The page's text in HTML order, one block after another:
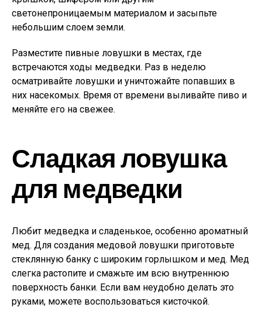
светонепроницаемым материалом и засыпьте
небольшим слоем земли.
Разместите пивные ловушки в местах, где
встречаются ходы медведки. Раз в неделю
осматривайте ловушки и уничтожайте попавших в
них насекомых. Время от времени выливайте пиво и
меняйте его на свежее.
Сладкая ловушка
для медведки
Любит медведка и сладенькое, особенно ароматный
мед. Для создания медовой ловушки приготовьте
стеклянную банку с широким горлышком и мед. Мед
слегка растопите и смажьте им всю внутреннюю
поверхность банки. Если вам неудобно делать это
руками, можете воспользоваться кисточкой.